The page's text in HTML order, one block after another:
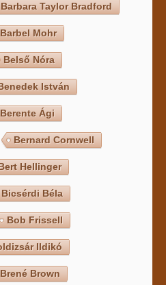
Barbara Taylor Bradford
Barbel Mohr
Belső Nóra
István
Berente Ági
Bernard Cornwell
Hellinger
Bicsérdi Béla
Bob Frissell
Ildikó
Brené Brown